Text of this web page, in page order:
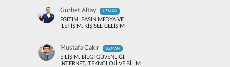
Gurbet Altay UZMAN
EĞİTİM, BASIN,MEDYA VE
İLETİŞİM, KİŞİSEL GELİŞİM
Mustafa Çakır UZMAN
BİLİŞİM, BİLGİ GÜVENLİĞİ,
İNTERNET, TEKNOLOJİ VE BİLİM